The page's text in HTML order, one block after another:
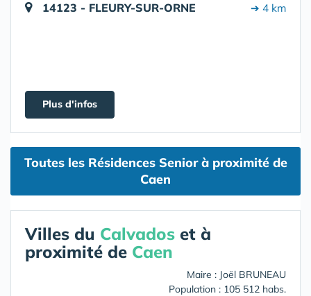
14123 - FLEURY-SUR-ORNE ➔ 4 km
Plus d'infos
Toutes les Résidences Senior à proximité de
Caen
Villes du Calvados et à
proximité de Caen
Maire : Joël BRUNEAU
Population : 105 512 habs.